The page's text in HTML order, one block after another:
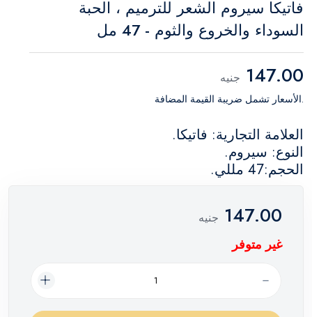
فاتيكا سيروم الشعر للترميم ، الحبة
السوداء والخروع والثوم - 47 مل
147.00 جنيه
.الأسعار تشمل ضريبة القيمة المضافة
العلامة التجارية: فاتيكا.
النوع: سيروم.
الحجم:47 مللي.
147.00 جنيه
غير متوفر